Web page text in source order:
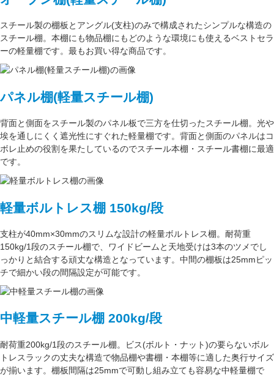
スチール製の棚板 と アングル(支柱)のみで構成されたシンプルな構造の
スチール棚。本棚にも物品棚にもどのような環境にも使えるベストセラ
ーの軽量棚です。最もお買い得な商品です。
パネル棚(軽量スチール棚)
背面と側面をスチール製のパネル板で三方を仕切ったスチール棚。 光や
埃を通しにくく遮光性にすぐれた軽量棚です。背面と側面のパネルはコ
ボレ止めの役割を果たしているのでスチール本棚・スチール書棚に最適
です。
軽量ボルトレス棚 150kg/段
支柱が40mm×30mmのスリムな設計の軽量ボルトレス棚。 耐荷重
150kg/1段のスチール棚で、ワイドビームと天地受けは3本のツメでし
っかりと結合する頑丈な構造となっています。中間の棚板は25mmピッ
チで細かい段の間隔設定が可能です。
中軽量スチール棚 200kg/段
耐荷重200kg/1段のスチール棚。ビス(ボルト・ナット)の要らないボル
トレスラックの丈夫な構造で物品棚や書棚・本棚等に適した奥行サイズ
が揃います。 棚板間隔は25mmで可動し組み立ても容易な中軽量棚で